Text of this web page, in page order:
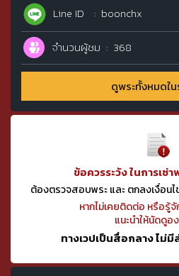
Line ID
boonchx
จำนวนผู้ชม 368
ดูพระทั้งหมดใ
ข้อควรระวัง ในการเช่า
ต้องตรวจสอบพระ และ ตกลงเงื่อนไ
หากไม่เคยติดต่อ หรือรู้จั
แนะนำให้นัดดูอ
ทางเวปเป็นสื่อกลาง ไม่มี